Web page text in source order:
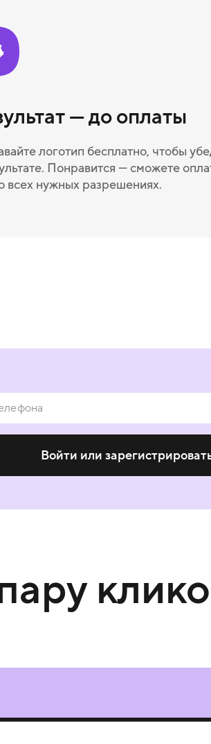
— до оплаты
логотип бесплатно, чтобы
Понравится — сможете
всех нужных разрешениях.
Войти или